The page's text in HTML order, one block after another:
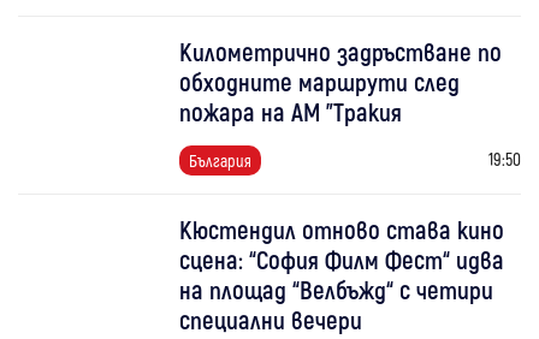
Километрично задръстване по
обходните маршрути след
пожара на АМ "Тракия
България 19:50
Кюстендил отново става кино
сцена: “София Филм Фест“ идва
на площад “Велбъжд“ с четири
специални вечери